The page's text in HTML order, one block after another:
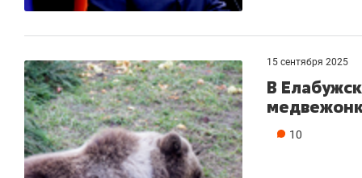
15 сентября 2025
В
10